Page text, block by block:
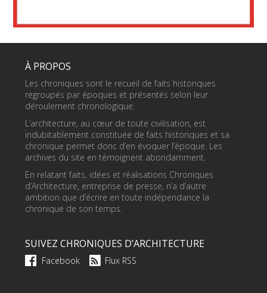
À PROPOS
Les chroniques sont le recueil de faits historiques
regroupés par époques et présentés selon leur
déroulement chronologique.
L’architecture, au cœur de toute civilisation, est
indubitablement constituée de faits historiques et sa
chronique permet donc d’en évoquer l’époque. Les
archives du site en témoignent abondamment.
En relatant faits, idées et réalisations Chroniques
d’Architecture, entreprise de presse, n’a d’autre
ambition que d’écrire en toute indépendance la
chronique de son temps.
SUIVEZ CHRONIQUES D’ARCHITECTURE
Facebook Flux RSS